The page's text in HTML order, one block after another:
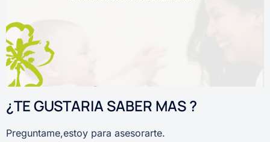
¿TE GUSTARIA SABER MAS ?
Preguntame,estoy para asesorarte.